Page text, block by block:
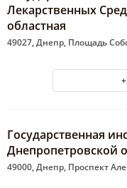
Лекарственных
областная
49027, Днепр, Площадь
Государственная
Днепропетровской
49000, Днепр, Проспект